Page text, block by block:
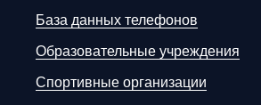
База данных телефонов
Образовательные учреждения
Спортивные организации